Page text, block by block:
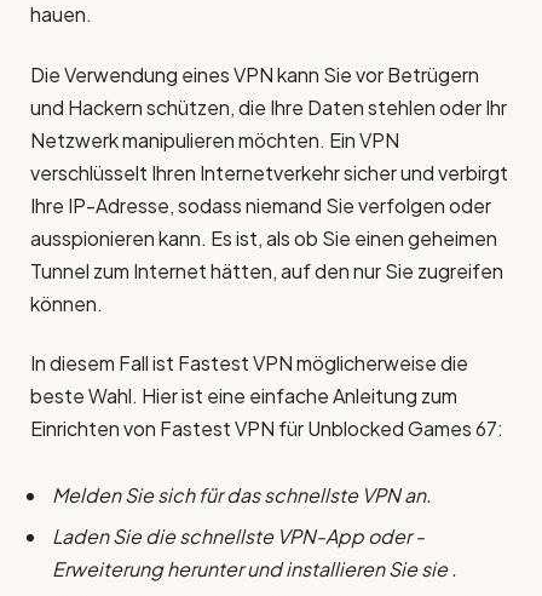
hauen.
Die Verwendung eines VPN kann Sie vor Betrügern
und Hackern schützen, die Ihre Daten stehlen oder Ihr
Netzwerk manipulieren möchten. Ein VPN
verschlüsselt Ihren Internetverkehr sicher und verbirgt
Ihre IP-Adresse, sodass niemand Sie verfolgen oder
ausspionieren kann. Es ist, als ob Sie einen geheimen
Tunnel zum Internet hätten, auf den nur Sie zugreifen
können.
In diesem Fall ist Fastest VPN möglicherweise die
beste Wahl. Hier ist eine einfache Anleitung zum
Einrichten von Fastest VPN für Unblocked Games 67:
Melden Sie sich für das schnellste VPN an.
Laden Sie die schnellste VPN-App oder -
Erweiterung herunter und installieren Sie sie .